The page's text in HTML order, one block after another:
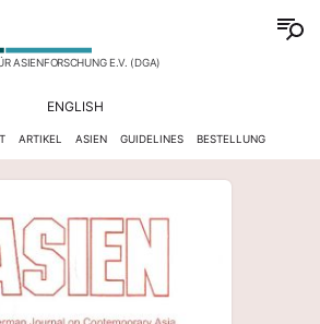
ASIENFORSCHUNG E.V. (DGA)
ENGLISH
ARTIKEL ASIEN GUIDELINES BESTELLUNG